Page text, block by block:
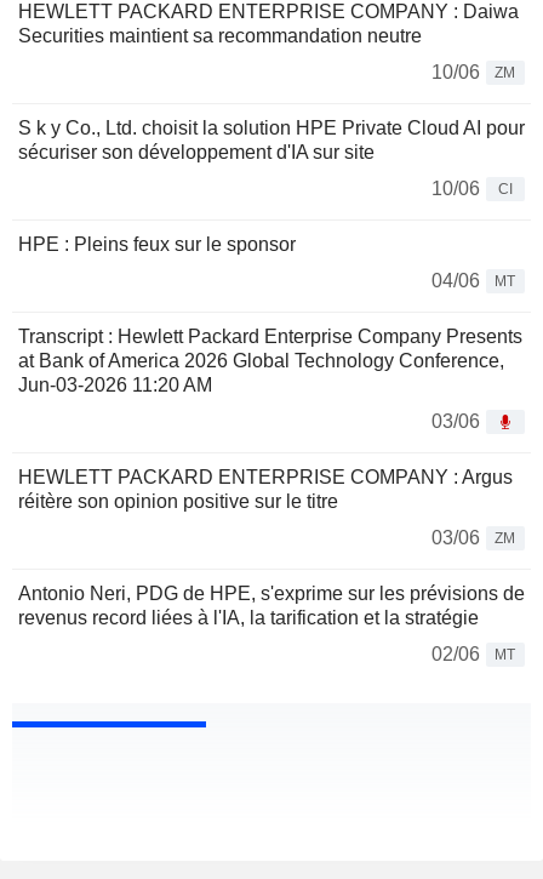
HEWLETT PACKARD ENTERPRISE COMPANY : Daiwa
Securities maintient sa recommandation neutre
10/06
ZM
S k y Co., Ltd. choisit la solution HPE Private Cloud AI pour
sécuriser son développement d'IA sur site
10/06
CI
HPE : Pleins feux sur le sponsor
04/06
MT
Transcript : Hewlett Packard Enterprise Company Presents
at Bank of America 2026 Global Technology Conference,
Jun-03-2026 11:20 AM
03/06
HEWLETT PACKARD ENTERPRISE COMPANY : Argus
réitère son opinion positive sur le titre
03/06
ZM
Antonio Neri, PDG de HPE, s'exprime sur les prévisions de
revenus record liées à l'IA, la tarification et la stratégie
02/06
MT